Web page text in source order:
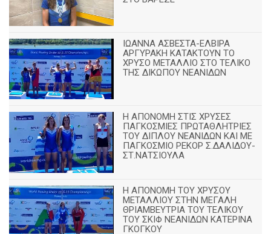
ΙΩΑΝΝΑ ΑΣΒΕΣΤΑ-ΕΛΒΙΡΑ
ΑΡΓΥΡΑΚΗ ΚΑΤΑΚΤΟΥΝ ΤΟ
ΧΡΥΣΟ ΜΕΤΑΛΛΙΟ ΣΤΟ ΤΕΛΙΚΟ
ΤΗΣ ΔΙΚΩΠΟΥ ΝΕΑΝΙΔΩΝ
Η ΑΠΟΝΟΜΗ ΣΤΙΣ ΧΡΥΣΕΣ
ΠΑΓΚΟΣΜΙΕΣ ΠΡΩΤΑΘΛΗΤΡΙΕΣ
ΤΟΥ ΔΙΠΛΟΥ ΝΕΑΝΙΔΩΝ ΚΑΙ ΜΕ
ΠΑΓΚΟΣΜΙΟ ΡΕΚΟΡ Σ.ΔΑΛΙΔΟΥ-
ΣΤ.ΝΑΤΣΙΟΥΛΑ
Η ΑΠΟΝΟΜΗ ΤΟΥ ΧΡΥΣΟΥ
ΜΕΤΑΛΛΙΟΥ ΣΤΗΝ ΜΕΓΑΛΗ
ΘΡΙΑΜΒΕΥΤΡΙΑ ΤΟΥ ΤΕΛΙΚΟΥ
ΤΟΥ ΣΚΙΦ ΝΕΑΝΙΔΩΝ ΚΑΤΕΡΙΝΑ
ΓΚΟΓΚΟΥ